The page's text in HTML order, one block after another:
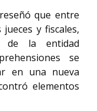
que entre
y fiscales,
de la entidad
se
en una nueva
elementos